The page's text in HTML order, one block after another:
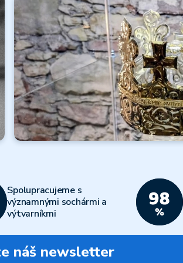
k nákupu
Čítať ďalej
Všetky články
Čítať ďalej
Spolupracujeme s
významnými sochármi a
výtvarníkmi
náš newsletter